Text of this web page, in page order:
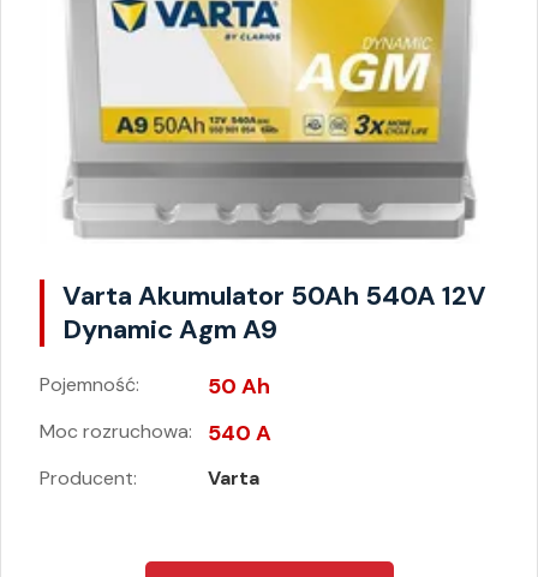
Varta Akumulator 50Ah 540A 12V
Dynamic Agm A9
Pojemność: 50 Ah
Moc rozruchowa: 540 A
Producent: Varta